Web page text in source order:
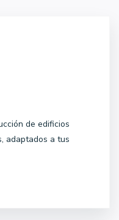
de edificios
adaptados a tus